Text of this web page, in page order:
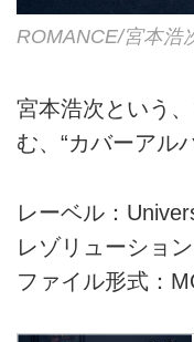
ROMANCE/宮本浩
宮本浩次という
む、“カバーアル
レーベル：
レゾリューショ
ファイル形式：